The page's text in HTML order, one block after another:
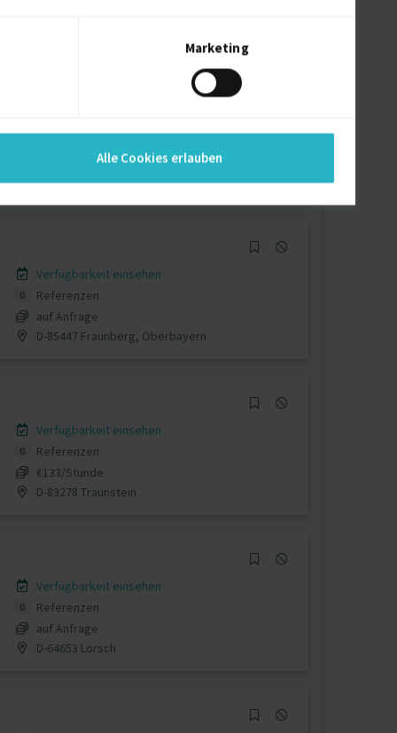
Marketing
Alle Cookies erlauben
Referenzen
auf Anfrage
Bayern Deutschland
Verfügbarkeit einsehen
0
Referenzen
auf Anfrage
D-85447 Fraunberg, Oberbayern
Verfügbarkeit einsehen
0
Referenzen
€133/Stunde
D-83278 Traunstein
Verfügbarkeit einsehen
0
Referenzen
auf Anfrage
D-64653 Lorsch